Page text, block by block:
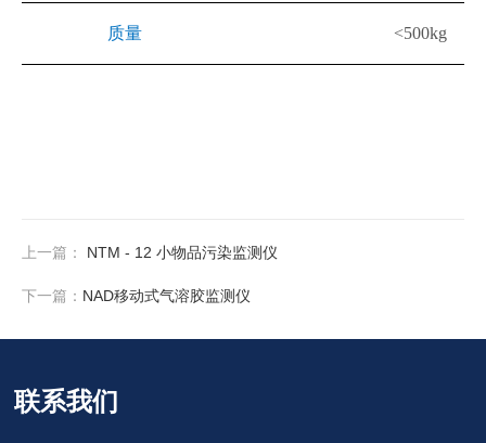
质量 <500kg
上一篇： NTM - 12 小物品污染监测仪
下一篇： NAD移动式气溶胶监测仪
联系我们